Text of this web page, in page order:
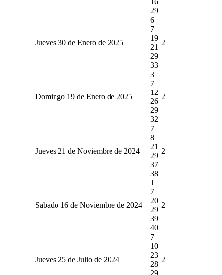
29
Jueves 30 de Enero de 2025
6
7
19
21
29
33
2
Domingo 19 de Enero de 2025
3
7
12
26
29
32
2
Jueves 21 de Noviembre de 2024
7
8
21
29
37
38
2
Sabado 16 de Noviembre de 2024
1
7
20
29
39
40
2
Jueves 25 de Julio de 2024
7
10
23
28
29
2